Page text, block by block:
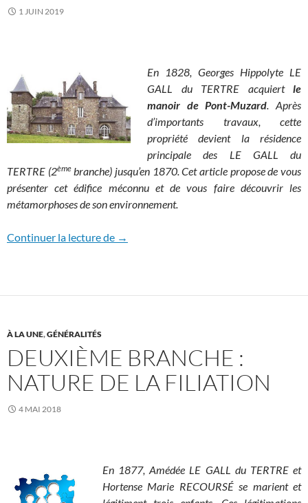
1 JUIN 2019
En 1828, Georges Hippolyte LE
GALL du TERTRE acquiert le
manoir de Pont-Muzard. Après
d’importants travaux, cette
propriété devient la résidence
principale des LE GALL du
TERTRE (2èmebranche) jusqu’en 1870. Cet article propose de vous
présenter cet édifice méconnu et de vous faire découvrir les
métamorphoses de son environnement.
Continuer la lecture de Le manoir de Pont-Muzard
→
À LA UNE,GÉNÉRALITÉS
DEUXIÈME BRANCHE :
NATURE DE LA FILIATION
4 MAI 2018
En 1877, Amédée LE GALL du TERTRE et
Hortense Marie RECOURSÉ se marient et